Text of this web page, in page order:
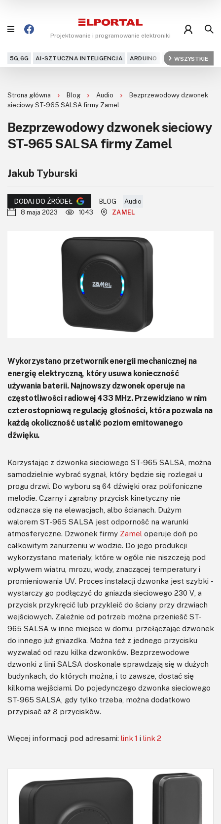
Projektowanie i programowanie elektroniki
5G,6G AI-SZTUCZNA INTELIGENCJA ARDUINO ARM AUDIO
WSZYSTKIE
Projekty
Kursy
DIY+
Czytelnia
Dla Ciebie
Kontakt
Newsletter
Magazyny
Archiwum
Strona główna Blog Audio
Bezprzewodowy dzwonek
sieciowy ST-965 SALSA firmy Zamel
Bezprzewodowy dzwonek sieciowy
ST-965 SALSA firmy Zamel
Jakub Tyburski
DODAJ DO ŹRÓDEŁ BLOG
Audio
8 maja 2023
1043 ZAMEL
Wykorzystano przetwornik energii mechanicznej na
energię elektryczną, który usuwa konieczność
używania baterii. Najnowszy dzwonek operuje na
częstotliwości radiowej 433 MHz. Przewidziano w nim
czterostopniową regulację głośności, która pozwala na
każdą okoliczność ustalić poziom emitowanego
dźwięku.
Korzystając z dzwonka sieciowego ST-965 SALSA, można
samodzielnie wybrać sygnał, który będzie się rozlegał u
progu drzwi. Do wyboru są 64 dźwięki oraz polifoniczne
melodie. Czarny i zgrabny przycisk kinetyczny nie
odznacza się na elewacjach, albo ścianach. Dużym
walorem ST-965 SALSA jest odporność na warunki
atmosferyczne. Dzwonek firmy Zamel operuje doń po
całkowitym zanurzeniu w wodzie. Do jego produkcji
wykorzystano materiały, które w ogóle nie niszczeją pod
wpływem wiatru, mrozu, wody, znaczącej temperatury i
promieniowania UV. Proces instalacji dzwonka jest szybki -
wystarczy go podłączyć do gniazda sieciowego 230 V, a
przycisk przykręcić lub przykleić do ściany przy drzwiach
wejściowych. Zależnie od potrzeb można przenieść ST-
965 SALSA w inne miejsce w domu, przełączając dzwonek
do innego już gniazdka. Można też z jednego przycisku
wyzwalać od razu kilka dzwonków. Bezprzewodowe
dzwonki z linii SALSA doskonale sprawdzają się w dużych
budynkach, do których można, i to zawsze, dostać się
kilkoma wejściami. Do pojedynczego dzwonka sieciowego
ST-965 SALSA, gdy tylko trzeba, można dodatkowo
przypisać aż 8 przycisków.
Więcej informacji pod adresami: link 1 i link 2